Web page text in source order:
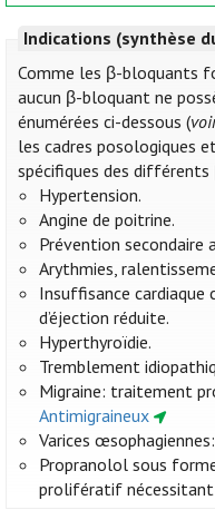
Indications (synthèse
Comme les β-bloquants
aucun β-bloquant ne
énumérées ci-dessous (
les cadres posologiques
spécifiques des
Hypertension.
Angine de poitrine.
Prévention secondaire
Arythmies,
Insuffisance
d’éjection réduite.
Hyperthyroïdie.
Tremblement
Migraine: traitement
Antimigraineux
Varices
Propranolol sous
prolifératif